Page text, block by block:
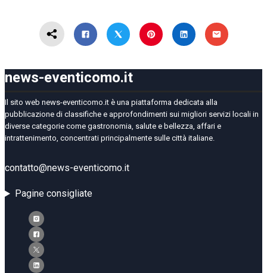
news-eventicomo.it
Il sito web news-eventicomo.it è una piattaforma dedicata alla
pubblicazione di classifiche e approfondimenti sui migliori servizi locali in
diverse categorie come gastronomia, salute e bellezza, affari e
intrattenimento, concentrati principalmente sulle città italiane.
contatto@news-eventicomo.it
Pagine consigliate